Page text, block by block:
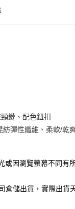
台北富邦
兆豐國際
遠東國際
中國信託
鏈、配色鈕扣
紡彈性纖維、柔軟/乾
或因瀏覽螢幕不同有
倉儲出貨，實際出貨